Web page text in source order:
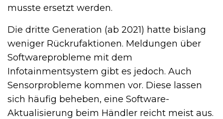
musste ersetzt werden.
Die dritte Generation (ab 2021) hatte bislang
weniger Rückrufaktionen. Meldungen über
Softwareprobleme mit dem
Infotainmentsystem gibt es jedoch. Auch
Sensorprobleme kommen vor. Diese lassen
sich häufig beheben, eine Software-
Aktualisierung beim Händler reicht meist aus.